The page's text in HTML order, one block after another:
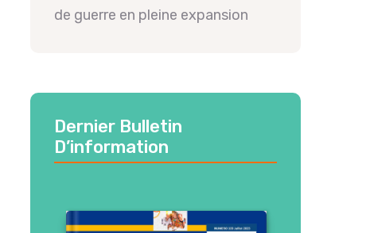
de guerre en pleine expansion
Dernier Bulletin
D’information